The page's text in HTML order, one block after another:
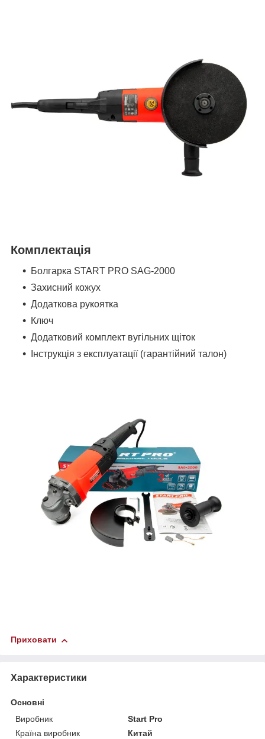
Комплектація
Болгарка START PRO SAG-2000
Захисний кожух
Додаткова рукоятка
Ключ
Додатковий комплект вугільних щіток
Інструкція з експлуатації (гарантійний талон)
Приховати
Характеристики
Основні
Виробник
Start Pro
Країна виробник
Китай